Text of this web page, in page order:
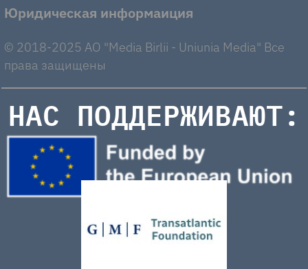
Юридическая информаиция
© 2018-2025 AO "Media Birlii - Uniunia Media" Все
права защищены
НАС ПОДДЕРЖИВАЮТ: